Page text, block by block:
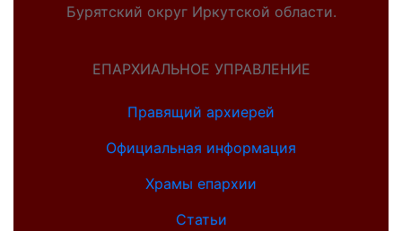
Бурятский округ Иркутской области.
ЕПАРХИАЛЬНОЕ УПРАВЛЕНИЕ
Правящий архиерей
Официальная информация
Храмы епархии
Статьи